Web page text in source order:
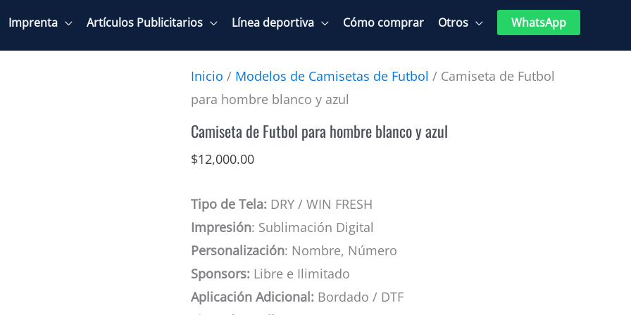
Imprenta Artículos Publicitarios Línea deportiva Cómo comprar Otros WhatsApp
Inicio / Modelos de Camisetas de Futbol / Camiseta de Futbol
para hombre blanco y azul
Camiseta de Futbol para hombre blanco y azul
$12,000.00
Tipo de Tela: DRY / WIN FRESH
Impresión: Sublimación Digital
Personalización: Nombre, Número
Sponsors: Libre e Ilimitado
Aplicación Adicional: Bordado / DTF